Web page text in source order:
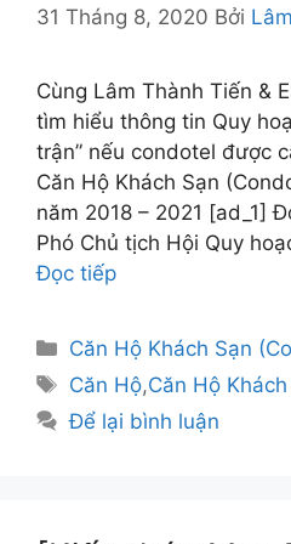
31 Tháng 8, 2020 Bởi
Cùng Lâm Thành Tiến &
tìm hiểu thông tin Quy
trận” nếu condotel được
Căn Hộ Khách Sạn
năm 2018 – 2021 [ad_1]
Phó Chủ tịch Hội Quy
Đọc tiếp
Danh
mục
Căn Hộ Khách Sạn
Thẻ
Căn Hộ,Căn Hộ
Để lại bình luận